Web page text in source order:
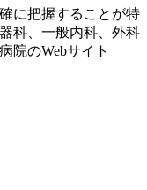
に把握することが特
科、一般内科、外科
院のWebサイト